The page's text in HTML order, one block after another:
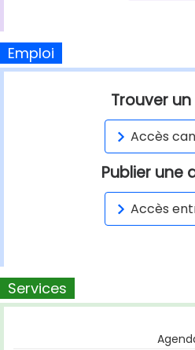
Emploi
Trouver
Accès
Publier une
Accès
Services